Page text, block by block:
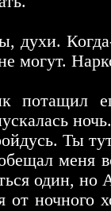
духи.
могут.
потащил
Ты
меня
один,
от ночного